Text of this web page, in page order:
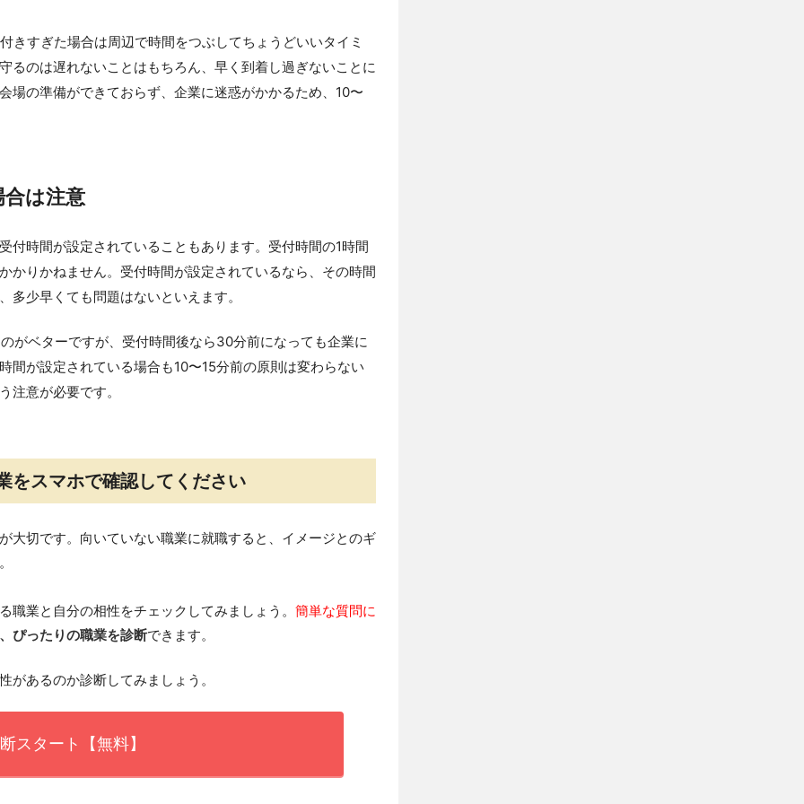
きすぎた場合は周辺で時間をつぶしてちょうどいいタイミ
るのは遅れないことはもちろん、早く到着し過ぎないことに
場の準備ができておらず、企業に迷惑がかかるため、10〜
は注意
付時間が設定されていることもあります。受付時間の1時間
かりかねません。受付時間が設定されているなら、その時間
少早くても問題はないといえます。
がベターですが、受付時間後なら30分前になっても企業に
間が設定されている場合も10〜15分前の原則は変わらない
注意が必要です。
をスマホで確認してください
大切です。向いていない職業に就職すると、イメージとのギ
。
業と自分の相性をチェックしてみましょう。 簡単な質問に
ぴったりの職業を診断できます。
があるのか診断してみましょう。
スタート【無料】